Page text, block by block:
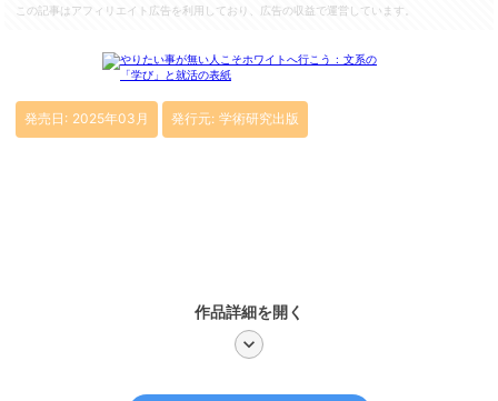
この記事はアフィリエイト広告を利用しており、広告の収益で運営しています。
作品詳細を開く
chevron_right
発売日: 2025年03月 発行元: 学術研究出版